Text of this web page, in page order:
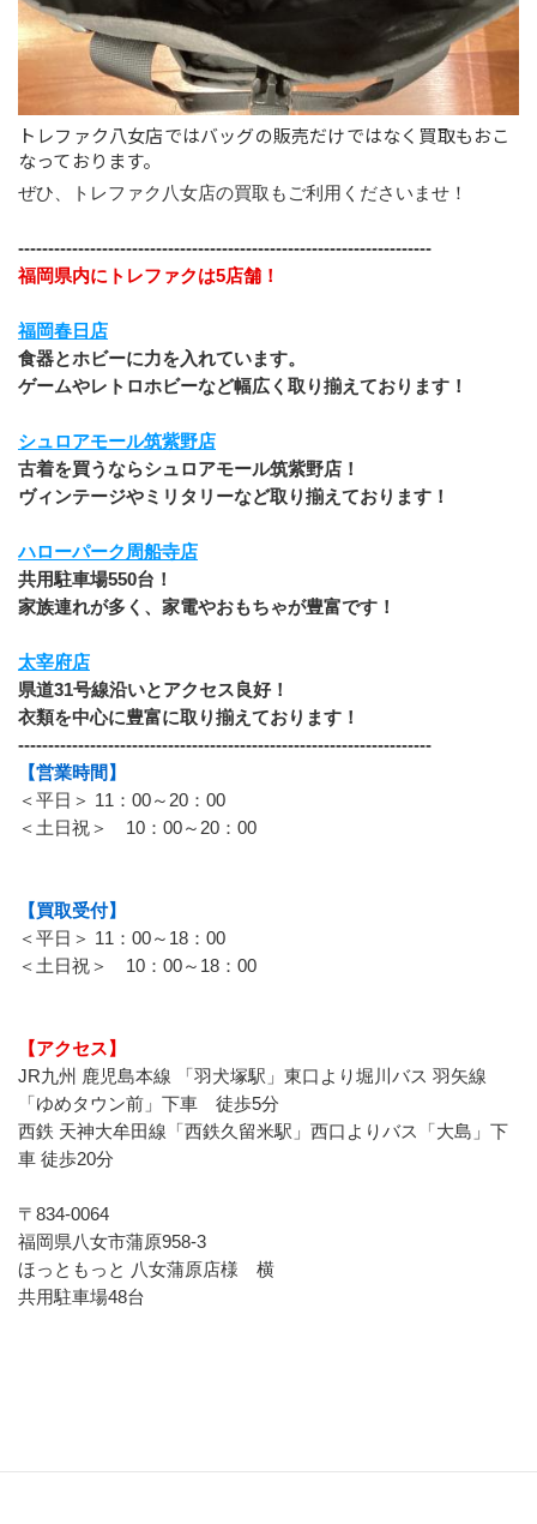
トレファク八女店ではバッグの販売だけではなく買取もおこ
なっております。
ぜひ、トレファク八女店の買取もご利用くださいませ！
---------------------------------------------------------------------
福岡県内にトレファクは5店舗！
福岡春日店
食器とホビーに力を入れています。
ゲームやレトロホビーなど幅広く取り揃えております！
シュロアモール筑紫野店
古着を買うならシュロアモール筑紫野店！
ヴィンテージやミリタリーなど取り揃えております！
ハローパーク周船寺店
共用駐車場550台！
家族連れが多く、家電やおもちゃが豊富です！
太宰府店
県道31号線沿いとアクセス良好！
衣類を中心に豊富に取り揃えております！
---------------------------------------------------------------------
【営業時間】
＜平日＞ 11：00～20：00
＜土日祝＞　10：00～20：00
【買取受付】
＜平日＞ 11：00～18：00
＜土日祝＞　10：00～18：00
【アクセス】
JR九州 鹿児島本線 「羽犬塚駅」東口より堀川バス 羽矢線
「ゆめタウン前」下車　徒歩5分
西鉄 天神大牟田線「西鉄久留米駅」西口よりバス「大島」下
車 徒歩20分
〒834-0064
福岡県八女市蒲原958-3
ほっともっと 八女蒲原店様　横
共用駐車場48台